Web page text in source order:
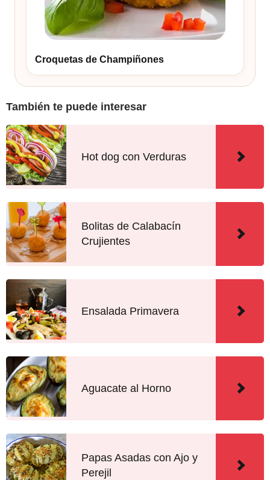
Croquetas de Champiñones
También te puede interesar
Hot dog con Verduras
Bolitas de Calabacín
Crujientes
Ensalada Primavera
Aguacate al Horno
Papas Asadas con Ajo y
Perejil